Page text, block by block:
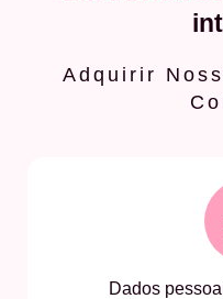
Adquirir
Dados